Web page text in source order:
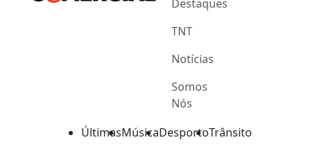
Destaques
TNT
Notícias
Somos
Nós
ÚltimasMúsicaDesportoTrânsito